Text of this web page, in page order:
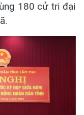
180 cử tri đại